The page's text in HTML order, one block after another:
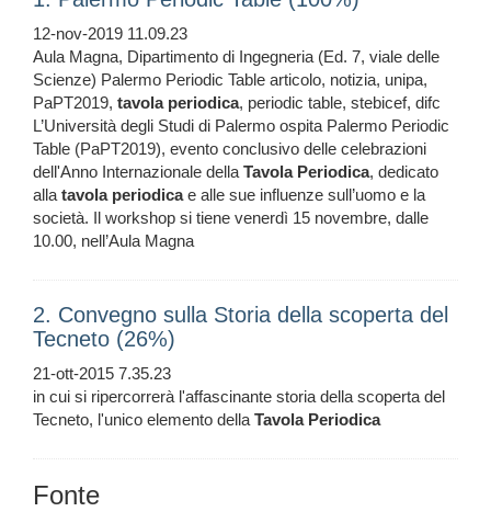
12-nov-2019 11.09.23
Aula Magna, Dipartimento di Ingegneria (Ed. 7, viale delle
Scienze) Palermo Periodic Table articolo, notizia, unipa,
PaPT2019, tavola periodica, periodic table, stebicef, difc
L’Università degli Studi di Palermo ospita Palermo Periodic
Table (PaPT2019), evento conclusivo delle celebrazioni
dell'Anno Internazionale dellaTavola Periodica, dedicato
allatavola periodicae alle sue influenze sull’uomo e la
società. Il workshop si tiene venerdì 15 novembre, dalle
10.00, nell’Aula Magna
2. Convegno sulla Storia della scoperta del
Tecneto (26%)
21-ott-2015 7.35.23
in cui si ripercorrerà l'affascinante storia della scoperta del
Tecneto, l'unico elemento dellaTavola Periodica
Fonte